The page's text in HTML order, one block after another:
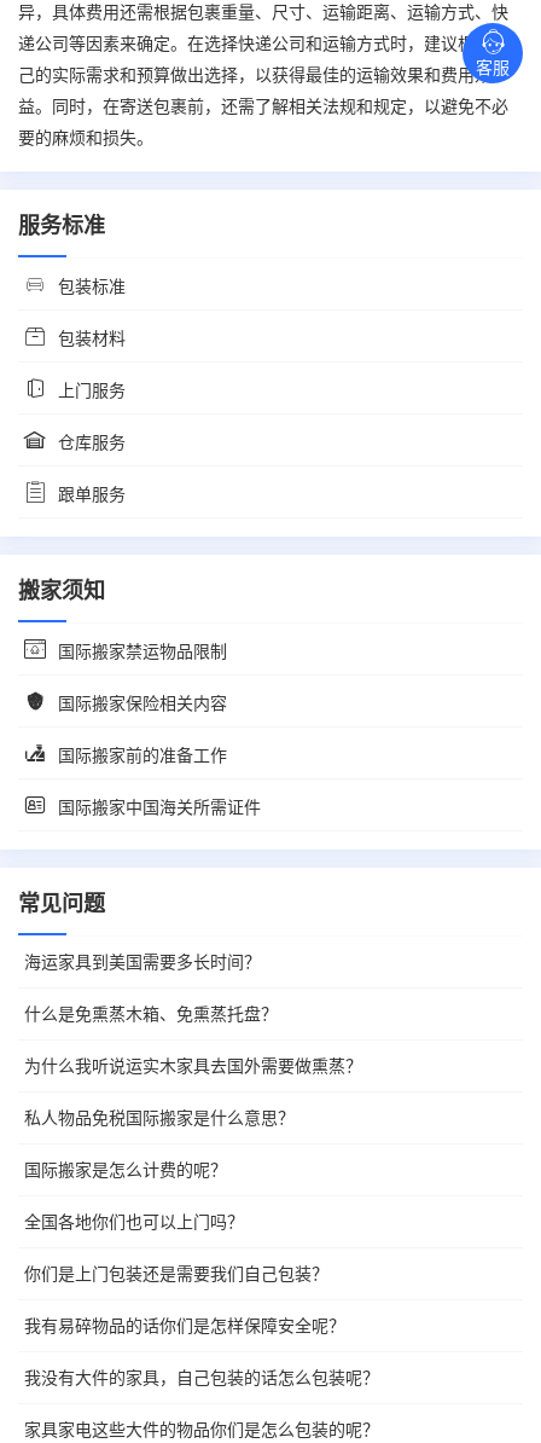
异，具体费用还需根据包裹重量、尺寸、运输距离、运输方式、快
递公司等因素来确定。在选择快递公司和运输方式时，建议根据自
己的实际需求和预算做出选择，以获得最佳的运输效果和费用效
益。同时，在寄送包裹前，还需了解相关法规和规定，以避免不必
要的麻烦和损失。
服务标准
包装标准
包装材料
上门服务
仓库服务
跟单服务
搬家须知
国际搬家禁运物品限制
国际搬家保险相关内容
国际搬家前的准备工作
国际搬家中国海关所需证件
常见问题
海运家具到美国需要多长时间？
什么是免熏蒸木箱、免熏蒸托盘？
为什么我听说运实木家具去国外需要做熏蒸？
私人物品免税国际搬家是什么意思？
国际搬家是怎么计费的呢？
全国各地你们也可以上门吗？
你们是上门包装还是需要我们自己包装？
我有易碎物品的话你们是怎样保障安全呢？
我没有大件的家具，自己包装的话怎么包装呢？
家具家电这些大件的物品你们是怎么包装的呢？
客服